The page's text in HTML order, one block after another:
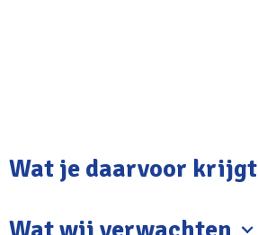
Wat je daarvoor krijgt